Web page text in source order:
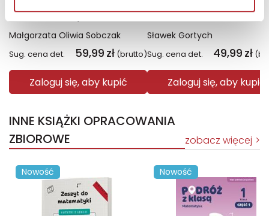
Fiolet. Kolory zła. Tom 7
Małgorzata Oliwia Sobczak
Sug. cena det. 59,99 zł (brutto)
Zaloguj się, aby kupić
Święto Karkonoszy
Sławek Gortych
Sug. cena det. 49,99 zł
Zaloguj się, aby kupić
INNE KSIĄŻKI OPRACOWANIA
ZBIOROWE
zobacz więcej
Nowość Nowość